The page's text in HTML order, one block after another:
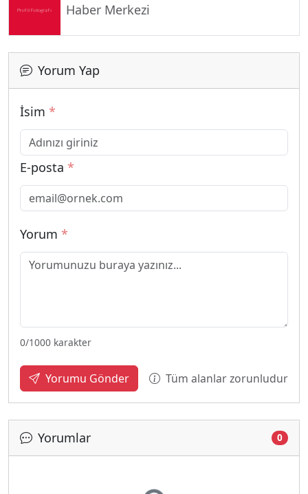
Haber Merkezi
Yorum Yap
İsim *
E-posta *
Yorum *
0/1000 karakter
Yorumu Gönder Tüm alanlar zorunludur
Yorumlar 0